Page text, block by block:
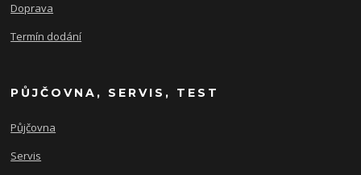
Doprava
Termín dodání
PŮJČOVNA, SERVIS, TEST
Půjčovna
Servis